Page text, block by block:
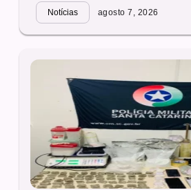
Notícias agosto 7, 2026